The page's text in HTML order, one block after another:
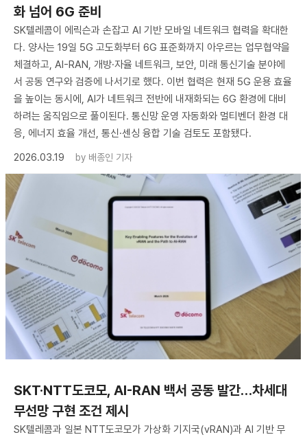
화 넘어 6G 준비
SK텔레콤이 에릭슨과 손잡고 AI 기반 모바일 네트워크 협력을 확대한
다. 양사는 19일 5G 고도화부터 6G 표준화까지 아우르는 업무협약을
체결하고, AI-RAN, 개방·자율 네트워크, 보안, 미래 통신기술 분야에
서 공동 연구와 검증에 나서기로 했다. 이번 협력은 현재 5G 운용 효율
을 높이는 동시에, AI가 네트워크 전반에 내재화되는 6G 환경에 대비
하려는 움직임으로 풀이된다. 통신망 운영 자동화와 멀티벤더 환경 대
응, 에너지 효율 개선, 통신·센싱 융합 기술 검토도 포함됐다.
2026.03.19
by 배종인 기자
SKT·NTT도코모, AI-RAN 백서 공동 발간…차세대
무선망 구현 조건 제시
SK텔레콤과 일본 NTT도코모가 가상화 기지국(vRAN)과 AI 기반 무